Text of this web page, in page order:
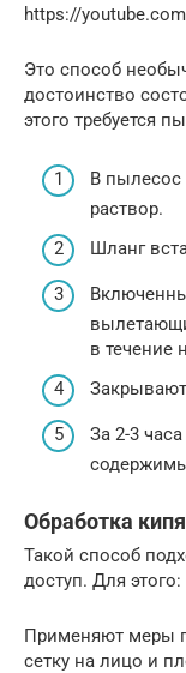
https://
Это способ
достоинство
этого требуется
В
раствор.
Шланг
в течение
За 2-3
Обработка
Такой способ
доступ. Для этого:
Применяют меры
сетку на лицо и